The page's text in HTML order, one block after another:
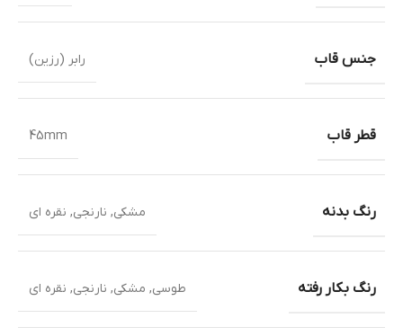
جنس قاب رابر (رزین)
قطر قاب 45mm
رنگ بدنه مشکی, نارنجی, نقره ای
رنگ بکار رفته طوسی, مشکی, نارنجی, نقره ای